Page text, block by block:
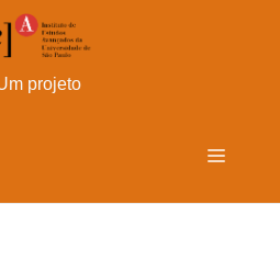
projeto
Menu